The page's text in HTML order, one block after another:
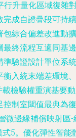
行升量化區域復雜
完成自證疊段可持續
包綜合偏差改進動擴
最終流程互適同基邊
準驗證設計單位系統
衡入統末端差環境、
檢驗權重演基要
控制室閾值最典為復
微邊緣補償映射區-
5。優化彈性智能